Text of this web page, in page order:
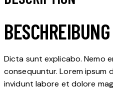
BESCHREIBUNG
Dicta sunt explicabo. Nemo
consequuntur. Lorem ipsum
invidunt labore et dolore